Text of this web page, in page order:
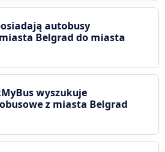
autobusy
Belgrad do miasta
wyszukuje
z miasta Belgrad